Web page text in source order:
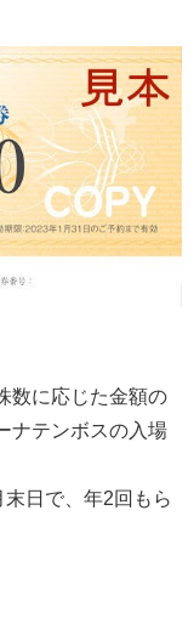
数に応じた金額の
ナテンボスの入場
日で、年2回もら